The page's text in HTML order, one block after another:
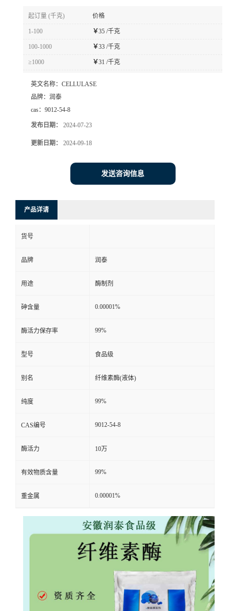
起订量 (千克) 价格
1-100 ￥35 /千克
100-1000 ￥33 /千克
≥1000 ￥31 /千克
英文名称： CELLULASE
品牌： 润泰
cas： 9012-54-8
发布日期： 2024-07-23
更新日期： 2024-09-18
发送咨询信息
产品详请
货号
品牌 润泰
用途 酶制剂
砷含量 0.00001%
酶活力保存率 99%
型号 食品级
别名 纤维素酶(液体)
纯度 99%
CAS编号 9012-54-8
酶活力 10万
有效物质含量 99%
重金属 0.00001%